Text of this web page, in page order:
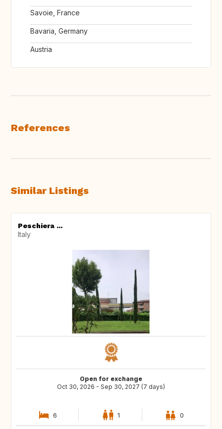
Savoie, France
Bavaria, Germany
Austria
References
Similar Listings
Peschiera ...
Italy
Open for exchange
Oct 30, 2026 - Sep 30, 2027 (7 days)
6 1 0